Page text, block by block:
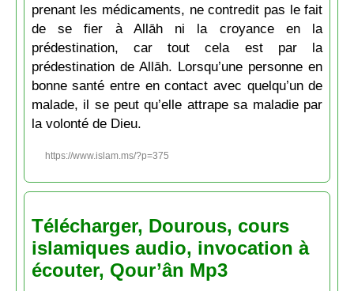
prenant les médicaments, ne contredit pas le fait
de se fier à Allāh ni la croyance en la
prédestination, car tout cela est par la
prédestination de Allāh. Lorsqu’une personne en
bonne santé entre en contact avec quelqu’un de
malade, il se peut qu’elle attrape sa maladie par
la volonté de Dieu.
https://www.islam.ms/?p=375
Télécharger, Dourous, cours
islamiques audio, invocation à
écouter, Qour’ân Mp3